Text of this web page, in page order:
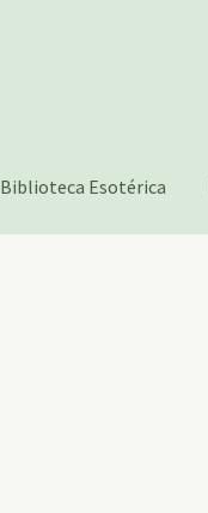
Biblioteca Esotérica